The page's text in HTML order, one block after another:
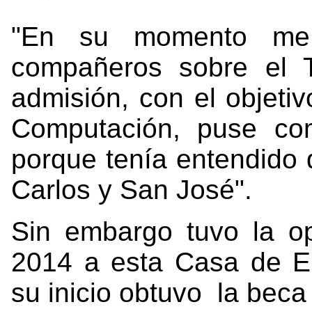
"En su momento
compañeros sobre el
admisión, con el
Computación, puse
porque tenía entendido
Carlos y San José".
Sin embargo tuvo la
2014 a esta Casa de
su inicio obtuvo la